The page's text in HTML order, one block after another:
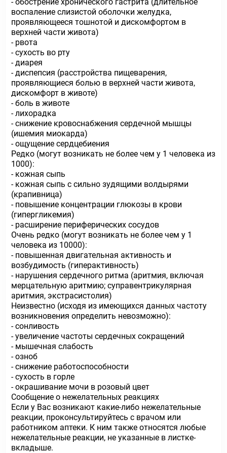
воспаление слизистой оболочки желудка,
проявляющееся тошнотой и дискомфортом в
верхней части живота)
- рвота
- сухость во рту
- диарея
- диспепсия (расстройства пищеварения,
проявляющиеся болью в верхней части живота,
дискомфорт в животе)
- боль в животе
- лихорадка
- снижение кровоснабжения сердечной мышцы
(ишемия миокарда)
- ощущение сердцебиения
Редко (могут возникать не более чем у 1 человека из
1000):
- кожная сыпь
- кожная сыпь с сильно зудящими волдырями
(крапивница)
- повышение концентрации глюкозы в крови
(гипергликемия)
- расширение периферических сосудов
Очень редко (могут возникать не более чем у 1
человека из 10000):
- повышенная двигательная активность и
возбудимость (гиперактивность)
- нарушения сердечного ритма (аритмия, включая
мерцательную аритмию; суправентрикулярная
аритмия, экстрасистолия)
Неизвестно (исходя из имеющихся данных частоту
возникновения определить невозможно):
- сонливость
- увеличение частоты сердечных сокращений
- мышечная слабость
- озноб
- снижение работоспособности
- сухость в горле
- окрашивание мочи в розовый цвет
Сообщение о нежелательных реакциях
Если у Вас возникают какие-либо нежелательные
реакции, проконсультируйтесь с врачом или
работником аптеки. К ним также относятся любые
нежелательные реакции, не указанные в листке-
вкладыше.